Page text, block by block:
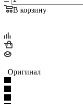
В корзину
Оригинал